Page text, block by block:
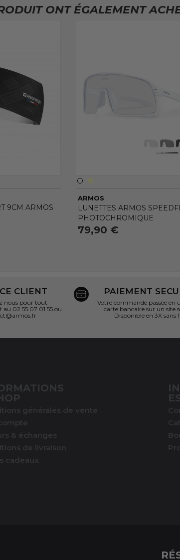
ONT ÉGALEMENT
9CM ARMOS
ARMOS
LUNETTES ARMOS
PHOTOCHROMIQUE
79,90 €
CLIENT
nous pour tout
au 02 55 07 01 55 ou
PAIEMENT
Votre commande passée en
carte bancaire sur un site
Disponible en 3X sans
générales de vente
& échanges
de livraison
cadeaux